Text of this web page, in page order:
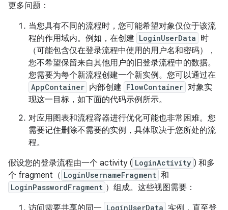
更多问题：
当您具有不同的流程时，您可能希望对象仅位于该流
程的作用域内。例如，在创建 LoginUserData 时
（可能包含仅在登录流程中使用的用户名和密码），
您不希望保留来自其他用户的旧登录流程中的数据。
您需要为每个新流程创建一个新实例。您可以通过在
AppContainer 内部创建 FlowContainer 对象实
现这一目标，如下面的代码示例所示。
对应用图表和流程容器进行优化可能也非常困难。您
需要记住删除不需要的实例，具体取决于您所处的流
程。
假设您的登录流程由一个 activity ( LoginActivity ) 和多
个 fragment（ LoginUsernameFragment 和
LoginPasswordFragment ）组成。这些视图需要：
LoginUserData